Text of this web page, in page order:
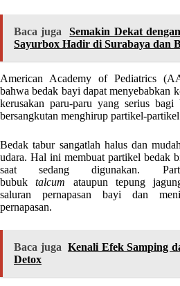
Baca juga
Semakin Dekat
Sayurbox Hadir di Surabaya dan
American Academy of Pediatrics
bahwa bedak bayi dapat menyebabkan
kerusakan paru-paru yang serius
bersangkutan menghirup partikel-
Bedak tabur sangatlah halus dan
udara. Hal ini membuat partikel bedak
saat sedang digunakan.
bubuktalcum ataupun tepung
saluran pernapasan bayi dan
pernapasan.
Baca juga Kenali Efek Samping
Detox